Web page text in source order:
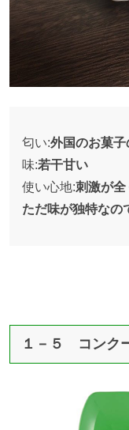
匂い:外国のお菓
味:若干甘い
使い心地:刺激が全
ただ味が独特なの
１－５ コンク